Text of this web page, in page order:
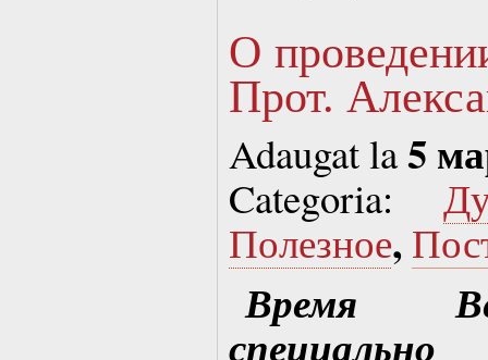
О
Прот.
Adaugat la5
Categoria:
Полезное,
Время